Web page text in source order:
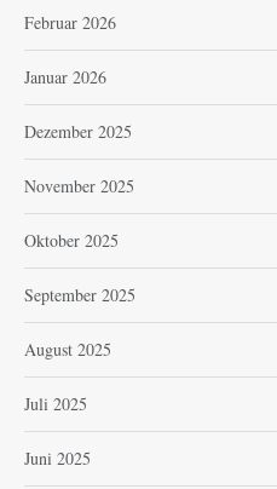
Februar 2026
Januar 2026
Dezember 2025
November 2025
Oktober 2025
September 2025
August 2025
Juli 2025
Juni 2025